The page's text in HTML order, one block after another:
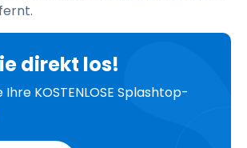
direkt los!
Ihre KOSTENLOSE Splashtop-